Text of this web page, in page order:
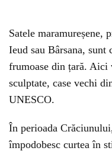
Satele maramureșene,
Ieud sau Bârsana, sunt
frumoase din țară. Aici
sculptate, case vechi
UNESCO.
În perioada
împodobesc curtea în